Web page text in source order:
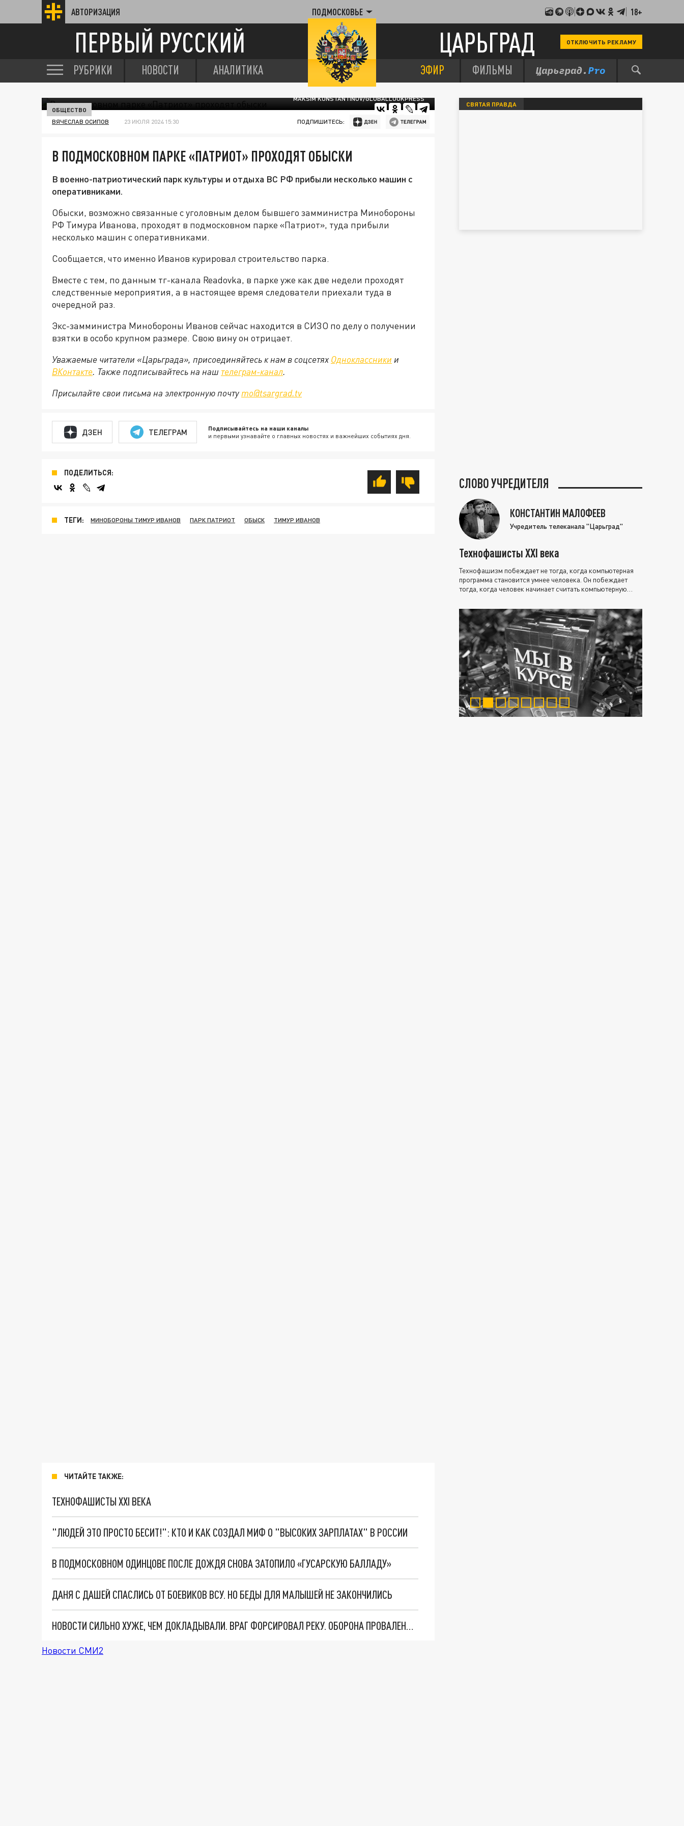
АВТОРИЗАЦИЯ ПОДМОСКОВЬЕ 18+
ПЕРВЫЙ РУССКИЙ ЦАРЬГРАД ОТКЛЮЧИТЬ РЕКЛАМУ
РУБРИКИ НОВОСТИ АНАЛИТИКА ЭФИР ФИЛЬМЫ
MAKSIM KONSTANTINOV/GLOBALLOOKPRESS
ОБЩЕСТВО
ВЯЧЕСЛАВ ОСИПОВ 23 ИЮЛЯ 2024 15:30 ПОДПИШИТЕСЬ:
В ПОДМОСКОВНОМ ПАРКЕ «ПАТРИОТ» ПРОХОДЯТ ОБЫСКИ
В военно-патриотический парк культуры и отдыха ВС РФ прибыли несколько машин с
оперативниками.
Обыски, возможно связанные с уголовным делом бывшего замминистра Минобороны
РФ Тимура Иванова, проходят в подмосковном парке «Патриот», туда прибыли
несколько машин с оперативниками.
Сообщается, что именно Иванов курировал строительство парка.
Вместе с тем, по данным тг-канала Readovka, в парке уже как две недели проходят
следственные мероприятия, а в настоящее время следователи приехали туда в
очередной раз.
Экс-замминистра Минобороны Иванов сейчас находится в СИЗО по делу о получении
взятки в особо крупном размере. Свою вину он отрицает.
Уважаемые читатели «Царьграда», присоединяйтесь к нам в соцсетях Одноклассники и
ВКонтакте. Также подписывайтесь на наш телеграм-канал.
Присылайте свои письма на электронную почту mo@tsargrad.tv
ДЗЕН ТЕЛЕГРАМ Подписывайтесь на наши каналы
и первыми узнавайте о главных новостях и важнейших событиях дня.
ПОДЕЛИТЬСЯ:
ТЕГИ: МИНОБОРОНЫ ТИМУР ИВАНОВ ПАРК ПАТРИОТ ОБЫСК ТИМУР ИВАНОВ
ЧИТАЙТЕ ТАКЖЕ:
ТЕХНОФАШИСТЫ XXI ВЕКА
"ЛЮДЕЙ ЭТО ПРОСТО БЕСИТ!": КТО И КАК СОЗДАЛ МИФ О "ВЫСОКИХ ЗАРПЛАТАХ" В РОССИИ
В ПОДМОСКОВНОМ ОДИНЦОВЕ ПОСЛЕ ДОЖДЯ СНОВА ЗАТОПИЛО «ГУСАРСКУЮ БАЛЛАДУ»
ДАНЯ С ДАШЕЙ СПАСЛИСЬ ОТ БОЕВИКОВ ВСУ. НО БЕДЫ ДЛЯ МАЛЫШЕЙ НЕ ЗАКОНЧИЛИСЬ
НОВОСТИ СИЛЬНО ХУЖЕ, ЧЕМ ДОКЛАДЫВАЛИ. ВРАГ ФОРСИРОВАЛ РЕКУ. ОБОРОНА ПРОВАЛЕНА. КТО ПО ГЛУПОСТИ СПАЛИЛ ПОЗИЦИИ ВС РОССИИ НА ВАЖНЕЙШЕМ ФРОНТЕ?
Новости СМИ2
СВЯТАЯ ПРАВДА
СЛОВО УЧРЕДИТЕЛЯ
КОНСТАНТИН МАЛОФЕЕВ
Учредитель телеканала "Царьград"
Технофашисты XXI века
Технофашизм побеждает не тогда, когда компьютерная
программа становится умнее человека. Он побеждает
тогда, когда человек начинает считать компьютерную